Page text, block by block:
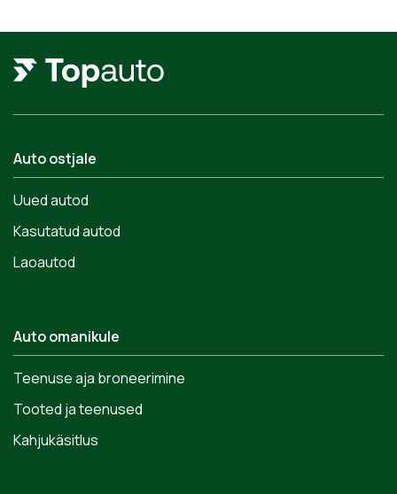
Auto ostjale
Uued autod
Kasutatud autod
Laoautod
Auto omanikule
Teenuse aja broneerimine
Tooted ja teenused
Kahjukäsitlus